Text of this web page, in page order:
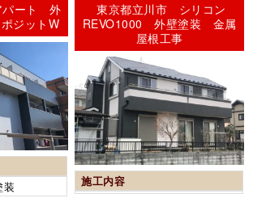
パート 外
ジットW
装
東京都立川市 シリコン
REVO1000 外壁塗装 金属
屋根工事
施工内容